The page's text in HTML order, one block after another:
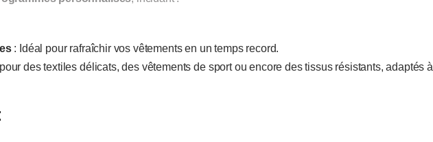
: Idéal pour rafraîchir vos vêtements en un temps record.
des textiles délicats, des vêtements de sport ou encore des tissus résistants, adaptés à